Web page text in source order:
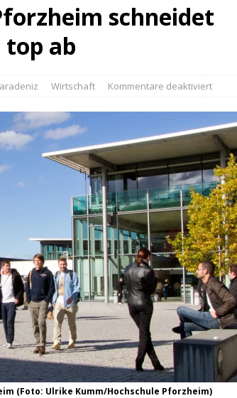
2026 ]
Besim Karadeniz: Der Mann hinter PF-Bits lebt
schneidet
ab
Wirtschaft Kommentare deaktiviert
(Foto: Ulrike Kumm/Hochschule Pforzheim)